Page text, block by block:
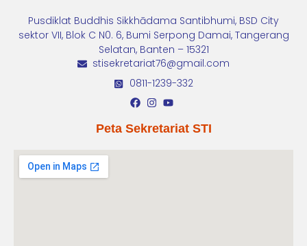
Pusdiklat Buddhis Sikkhādama Santibhumi, BSD City
sektor VII, Blok C N0. 6, Bumi Serpong Damai, Tangerang
Selatan, Banten – 15321
stisekretariat76@gmail.com
0811-1239-332
Peta Sekretariat STI